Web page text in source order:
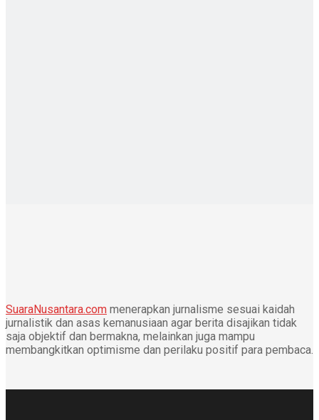
SuaraNusantara.com menerapkan jurnalisme sesuai kaidah
jurnalistik dan asas kemanusiaan agar berita disajikan tidak
saja objektif dan bermakna, melainkan juga mampu
membangkitkan optimisme dan perilaku positif para pembaca.